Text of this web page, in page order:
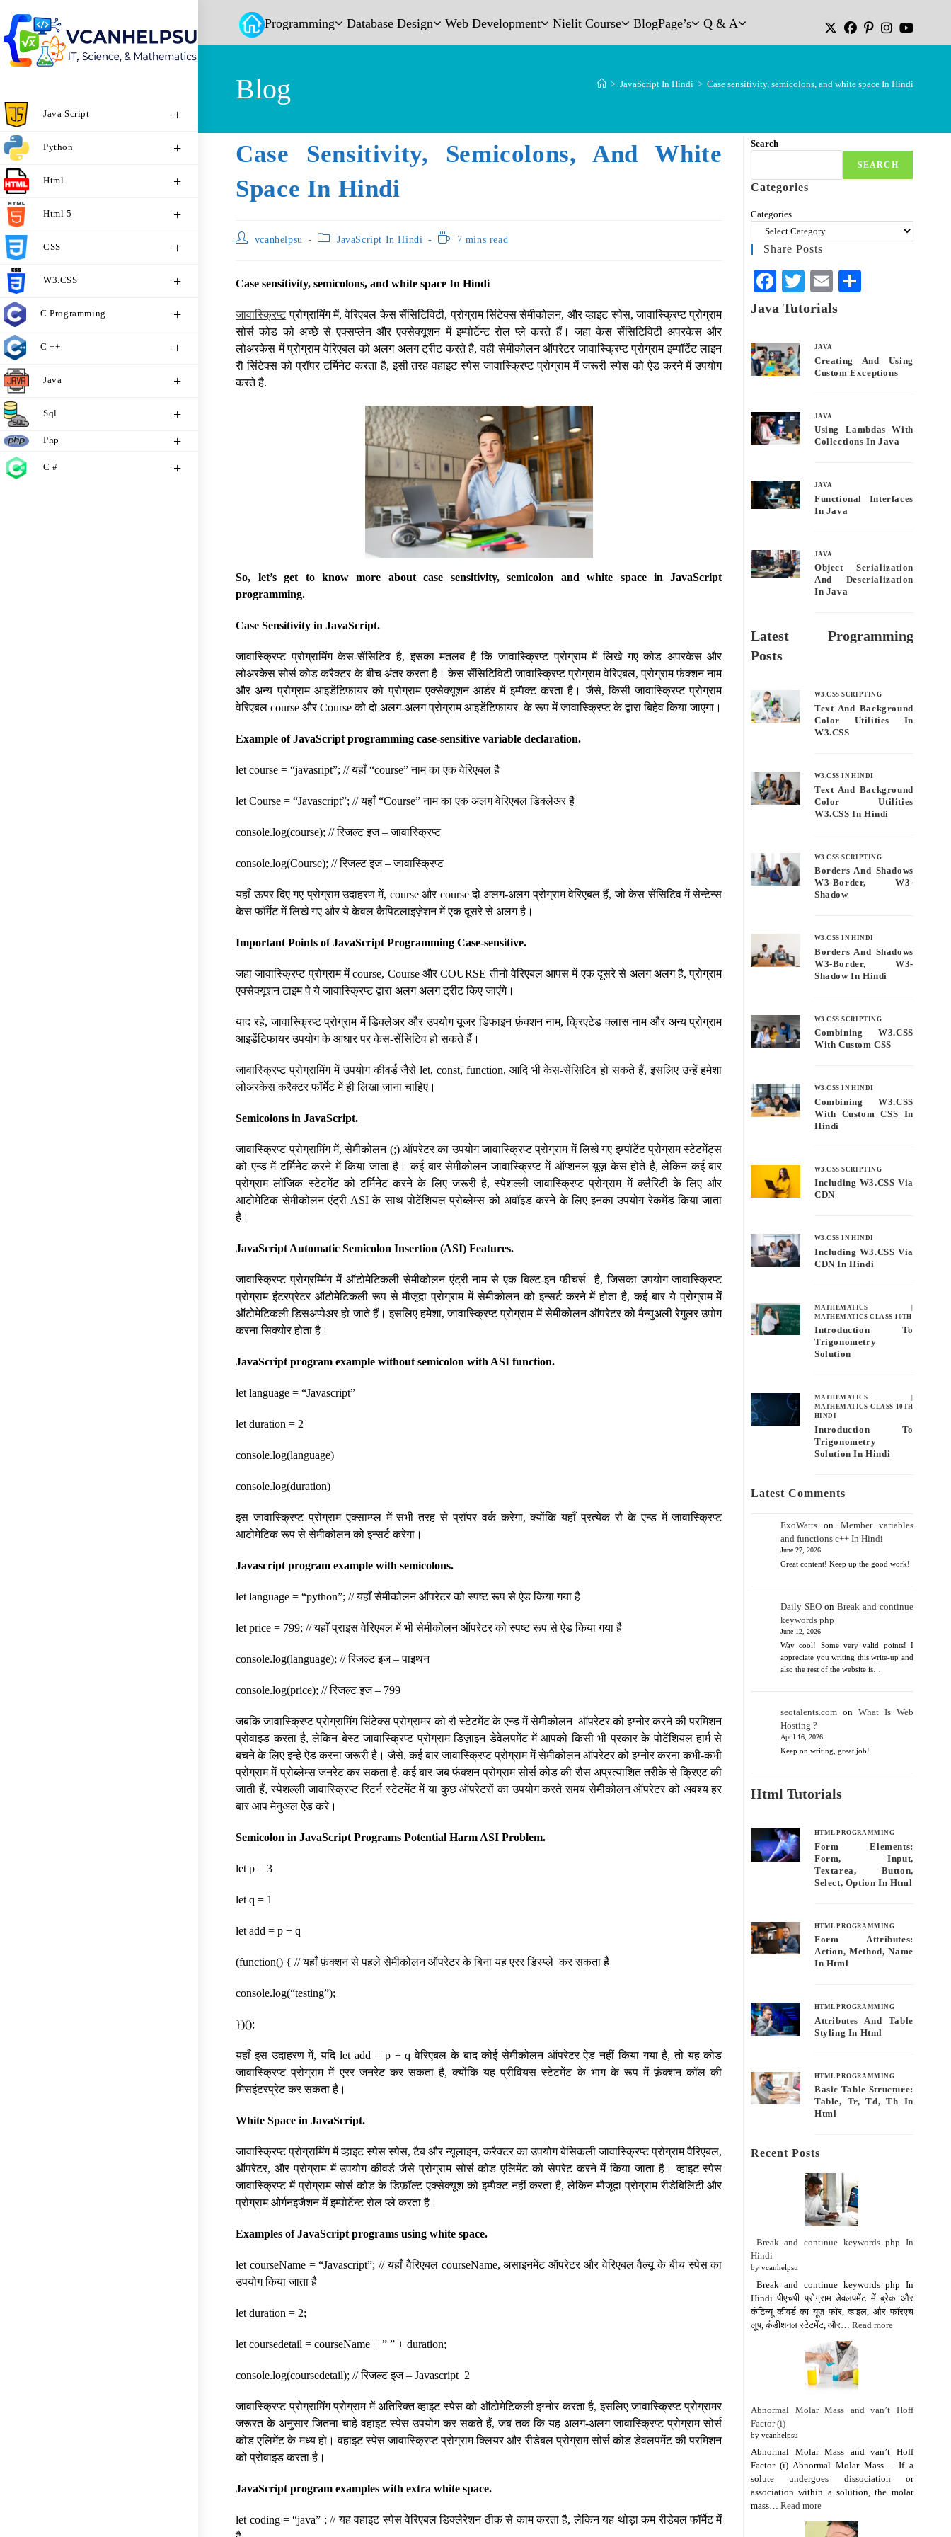
Programming Database Design Web Development Nielit Course BlogPage’s Q & A
Java Script
Python
Html
Html 5
CSS
W3.CSS
C Programming
C ++
Java
Sql
Php
C #
Blog > JavaScript In Hindi > Case sensitivity, semicolons, and white space In Hindi
Case Sensitivity, Semicolons, And White
Space In Hindi
vcanhelpsu JavaScript In Hindi 7 mins read
Case sensitivity, semicolons, and white space In Hindi
जावास्क्रिप्टप्रोग्रामिंग में, वेरिएबल केस सेंसिटिविटी, प्रोग्राम सिंटेक्स सेमीकोलन, और व्हाइट स्पेस, जावास्क्रिप्ट प्रोग्राम
सोर्स कोड को अच्छे से एक्सप्लेन और एक्सेक्यूशन में इम्पोर्टेन्ट रोल प्ले करते हैं। जहा केस सेंसिटिविटी अपरकेस और
लोअरकेस में प्रोग्राम वेरिएबल को अलग अलग ट्रीट करते है, वही सेमीकोलन ऑपरेटर जावास्क्रिप्ट प्रोग्राम इम्पॉटेंट लाइन
रौ सिंटेक्स को प्रॉपर टर्मिनेट करता है, इसी तरह वहाइट स्पेस जावास्क्रिप्ट प्रोग्राम में जरूरी स्पेस को ऐड करने में उपयोग
करते है.
So, let’s get to know more about case sensitivity, semicolon and white space in JavaScript
programming.
Case Sensitivity in JavaScript.
जावास्क्रिप्ट प्रोग्रामिंग केस-सेंसिटिव है, इसका मतलब है कि जावास्क्रिप्ट प्रोग्राम में लिखे गए कोड अपरकेस और
लोअरकेस सोर्स कोड करैक्टर के बीच अंतर करता है। केस सेंसिटिविटी जावास्क्रिप्ट प्रोग्राम वेरिएबल, प्रोग्राम फ़ंक्शन नाम
और अन्य प्रोग्राम आइडेंटिफायर को प्रोग्राम एक्सेक्यूशन आर्डर में इम्पैक्ट करता है। जैसे, किसी जावास्क्रिप्ट प्रोग्राम
वेरिएबल course और Course को दो अलग-अलग प्रोग्राम आइडेंटिफायर के रूप में जावास्क्रिप्ट के द्वारा बिहेव किया जाएगा।
Example of JavaScript programming case-sensitive variable declaration.
let course = “javasript”; // यहाँ “course” नाम का एक वेरिएबल है
let Course = “Javascript”; // यहाँ “Course” नाम का एक अलग वेरिएबल डिक्लेअर है
console.log(course); // रिजल्ट इज – जावास्क्रिप्ट
console.log(Course); // रिजल्ट इज – जावास्क्रिप्ट
यहाँ ऊपर दिए गए प्रोग्राम उदाहरण में, course और course दो अलग-अलग प्रोग्राम वेरिएबल हैं, जो केस सेंसिटिव में सेन्टेन्स
केस फॉर्मेट में लिखे गए और ये केवल कैपिटलाइज़ेशन में एक दूसरे से अलग है।
Important Points of JavaScript Programming Case-sensitive.
जहा जावास्क्रिप्ट प्रोग्राम में course, Course और COURSE तीनो वेरिएबल आपस में एक दूसरे से अलग अलग है, प्रोग्राम
एक्सेक्यूशन टाइम पे ये जावास्क्रिप्ट द्वारा अलग अलग ट्रीट किए जाएंगे।
याद रहे, जावास्क्रिप्ट प्रोग्राम में डिक्लेअर और उपयोग यूजर डिफाइन फ़ंक्शन नाम, क्रिएटेड क्लास नाम और अन्य प्रोग्राम
आइडेंटिफायर उपयोग के आधार पर केस-सेंसिटिव हो सकते हैं।
जावास्क्रिप्ट प्रोग्रामिंग में उपयोग कीवर्ड जैसे let, const, function, आदि भी केस-सेंसिटिव हो सकते हैं, इसलिए उन्हें हमेशा
लोअरकेस करैक्टर फॉर्मेट में ही लिखा जाना चाहिए।
Semicolons in JavaScript.
जावास्क्रिप्ट प्रोग्रामिंग में, सेमीकोलन (;) ऑपरेटर का उपयोग जावास्क्रिप्ट प्रोग्राम में लिखे गए इम्पॉटेंट प्रोग्राम स्टेटमेंट्स
को एन्ड में टर्मिनेट करने में किया जाता है। कई बार सेमीकोलन जावास्क्रिप्ट में ऑप्शनल यूज़ केस होते है, लेकिन कई बार
प्रोग्राम लॉजिक स्टेटमेंट को टर्मिनेट करने के लिए जरूरी है, स्पेशल्ली जावास्क्रिप्ट प्रोग्राम में क्लैरिटी के लिए और
आटोमेटिक सेमीकोलन एंट्री ASI के साथ पोटेंशियल प्रोब्लेम्स को अवॉइड करने के लिए इनका उपयोग रेकमेंड किया जाता
है।
JavaScript Automatic Semicolon Insertion (ASI) Features.
जावास्क्रिप्ट प्रोग्रम्मिंग में ऑटोमेटिकली सेमीकोलन एंट्री नाम से एक बिल्ट-इन फीचर्स है, जिसका उपयोग जावास्क्रिप्ट
प्रोग्राम इंटरप्रेटर ऑटोमेटिकली रूप से मौजूदा प्रोग्राम में सेमीकोलन को इन्सर्ट करने में होता है, कई बार ये प्रोग्राम में
ऑटोमेटिकली डिसअप्पेअर हो जाते हैं। इसलिए हमेशा, जावास्क्रिप्ट प्रोग्राम में सेमीकोलन ऑपरेटर को मैन्युअली रेगुलर उपोग
करना सिक्योर होता है।
JavaScript program example without semicolon with ASI function.
let language = “Javascript”
let duration = 2
console.log(language)
console.log(duration)
इस जावास्क्रिप्ट प्रोग्राम एक्साम्प्ल में सभी तरह से प्रॉपर वर्क करेगा, क्योंकि यहाँ प्रत्येक रौ के एन्ड में जावास्क्रिप्ट
आटोमेटिक रूप से सेमीकोलन को इन्सर्ट करेगा।
Javascript program example with semicolons.
let language = “python”; // यहाँ सेमीकोलन ऑपरेटर को स्पष्ट रूप से ऐड किया गया है
let price = 799; // यहाँ प्राइस वेरिएबल में भी सेमीकोलन ऑपरेटर को स्पष्ट रूप से ऐड किया गया है
console.log(language); // रिजल्ट इज – पाइथन
console.log(price); // रिजल्ट इज – 799
जबकि जावास्क्रिप्ट प्रोग्रामिंग सिंटेक्स प्रोग्रामर को रौ स्टेटमेंट के एन्ड में सेमीकोलन ऑपरेटर को इग्नोर करने की परमिशन
प्रोवाइड करता है, लेकिन बेस्ट जावास्क्रिप्ट प्रोग्राम डिज़ाइन डेवेलपमेंट में आपको किसी भी प्रकार के पोटेंशियल हार्म से
बचने के लिए इन्हे ऐड करना जरूरी है। जैसे, कई बार जावास्क्रिप्ट प्रोग्राम में सेमीकोलन ऑपरेटर को इग्नोर करना कभी-कभी
प्रोग्राम में प्रोब्लेम्स जनरेट कर सकता है. कई बार जब फंक्शन प्रोग्राम सोर्स कोड की रौस अप्रत्याशित तरीके से क्रिएट की
जाती हैं, स्पेशल्ली जावास्क्रिप्ट रिटर्न स्टेटमेंट में या कुछ ऑपरेटरों का उपयोग करते समय सेमीकोलन ऑपरेटर को अवश्य हर
बार आप मेनुअल ऐड करे।
Semicolon in JavaScript Programs Potential Harm ASI Problem.
let p = 3
let q = 1
let add = p + q
(function() { // यहाँ फ़ंक्शन से पहले सेमीकोलन ऑपरेटर के बिना यह एरर डिस्प्ले कर सकता है
console.log(“testing”);
})();
यहाँ इस उदाहरण में, यदि let add = p + q वेरिएबल के बाद कोई सेमीकोलन ऑपरेटर ऐड नहीं किया गया है, तो यह कोड
जावास्क्रिप्ट प्रोग्राम में एरर जनरेट कर सकता है, क्योंकि यह प्रीवियस स्टेटमेंट के भाग के रूप में फ़ंक्शन कॉल की
मिसइंटरप्रेट कर सकता है।
White Space in JavaScript.
जावास्क्रिप्ट प्रोग्रामिंग में व्हाइट स्पेस स्पेस, टैब और न्यूलाइन, करैक्टर का उपयोग बेसिकली जावास्क्रिप्ट प्रोग्राम वैरिएबल,
ऑपरेटर, और प्रोग्राम में उपयोग कीवर्ड जैसे प्रोग्राम सोर्स कोड एलिमेंट को सेपरेट करने में किया जाता है। व्हाइट स्पेस
जावास्क्रिप्ट में प्रोग्राम सोर्स कोड के डिफ़ॉल्ट एक्सेक्यूश को इम्पैक्ट नहीं करता है, लेकिन मौजूदा प्रोग्राम रीडेबिलिटी और
प्रोग्राम ओर्गनइजैशन में इम्पोर्टेन्ट रोल प्ले करता है।
Examples of JavaScript programs using white space.
let courseName = “Javascript”; // यहाँ वैरिएबल courseName, असाइनमेंट ऑपरेटर और वेरिएबल वैल्यू के बीच स्पेस का
उपयोग किया जाता है
let duration = 2;
let coursedetail = courseName + ” ” + duration;
console.log(coursedetail); // रिजल्ट इज – Javascript 2
जावास्क्रिप्ट प्रोग्रामिंग प्रोग्राम में अतिरिक्त व्हाइट स्पेस को ऑटोमेटिकली इग्नोर करता है, इसलिए जावास्क्रिप्ट प्रोग्रामर
जरूरत के अनुसार जितना चाहे वहाइट स्पेस उपयोग कर सकते हैं, जब तक कि यह अलग-अलग जावास्क्रिप्ट प्रोग्राम सोर्स
कोड एलिमेंट के मध्य हो। वहाइट स्पेस जावास्क्रिप्ट प्रोग्राम क्लियर और रीडेबल प्रोग्राम सोर्स कोड डेवलपमेंट की परमिशन
को प्रोवाइड करता है।
JavaScript program examples with extra white space.
let coding = “java” ; // यह वहाइट स्पेस वेरिएबल डिक्लेरेशन ठीक से काम करता है, लेकिन यह थोड़ा कम रीडेबल फॉर्मेट में
Search
SEARCH
Categories
Categories
Share Posts
Fa
ce
ok
T
wi
E
m
Java Tutorials
JAVA
Creating And Using
Custom Exceptions
JAVA
Using Lambdas With
Collections In Java
JAVA
Functional Interfaces
In Java
JAVA
Object Serialization
And Deserialization
In Java
Latest Programming
Posts
W3.CSS SCRIPTING
Text And Background
Color Utilities In
W3.CSS
W3.CSS IN HINDI
Text And Background
Color Utilities
W3.CSS In Hindi
W3.CSS SCRIPTING
Borders And Shadows
W3-Border, W3-
Shadow
W3.CSS IN HINDI
Borders And Shadows
W3-Border, W3-
Shadow In Hindi
W3.CSS SCRIPTING
Combining W3.CSS
With Custom CSS
W3.CSS IN HINDI
Combining W3.CSS
With Custom CSS In
Hindi
W3.CSS SCRIPTING
Including W3.CSS Via
CDN
W3.CSS IN HINDI
Including W3.CSS Via
CDN In Hindi
MATHEMATICS
MATHEMATICS CLASS 10TH
Introduction To
Trigonometry
Solution
MATHEMATICS
MATHEMATICS CLASS 10TH
HINDI
Introduction To
Trigonometry
Solution In Hindi
Latest Comments
ExoWatts on Member variables
and functions c++ In Hindi
June 27, 2026
Great content! Keep up the good work!
Daily SEO on Break and continue
keywords php
June 12, 2026
Way cool! Some very valid points! I
appreciate you writing this write-up and
also the rest of the website is…
seotalents.com onWhat Is Web
Hosting ?
April 16, 2026
Keep on writing, great job!
Html Tutorials
HTML PROGRAMMING
Form Elements:
Form, Input,
Textarea, Button,
Select, Option In Html
HTML PROGRAMMING
Form Attributes:
Action, Method, Name
In Html
HTML PROGRAMMING
Attributes And Table
Styling In Html
HTML PROGRAMMING
Basic Table Structure:
Table, Tr, Td, Th In
Html
Recent Posts
Break and continue keywords php In
Hindi
by vcanhelpsu
Break and continue keywords php In
Hindi पीएचपी प्रोग्राम डेवलपमेंट में ब्रेक और
कंटिन्यू कीवर्ड का यूज़ फॉर, व्हाइल, और फॉरएच
लूप, कंडीशनल स्टेटमेंट, और… Read more
Abnormal Molar Mass and van’t Hoff
Factor (i)
by vcanhelpsu
Abnormal Molar Mass and van’t Hoff
Factor (i) Abnormal Molar Mass – If a
solute undergoes dissociation or
association within a solution, the molar
mass… Read more